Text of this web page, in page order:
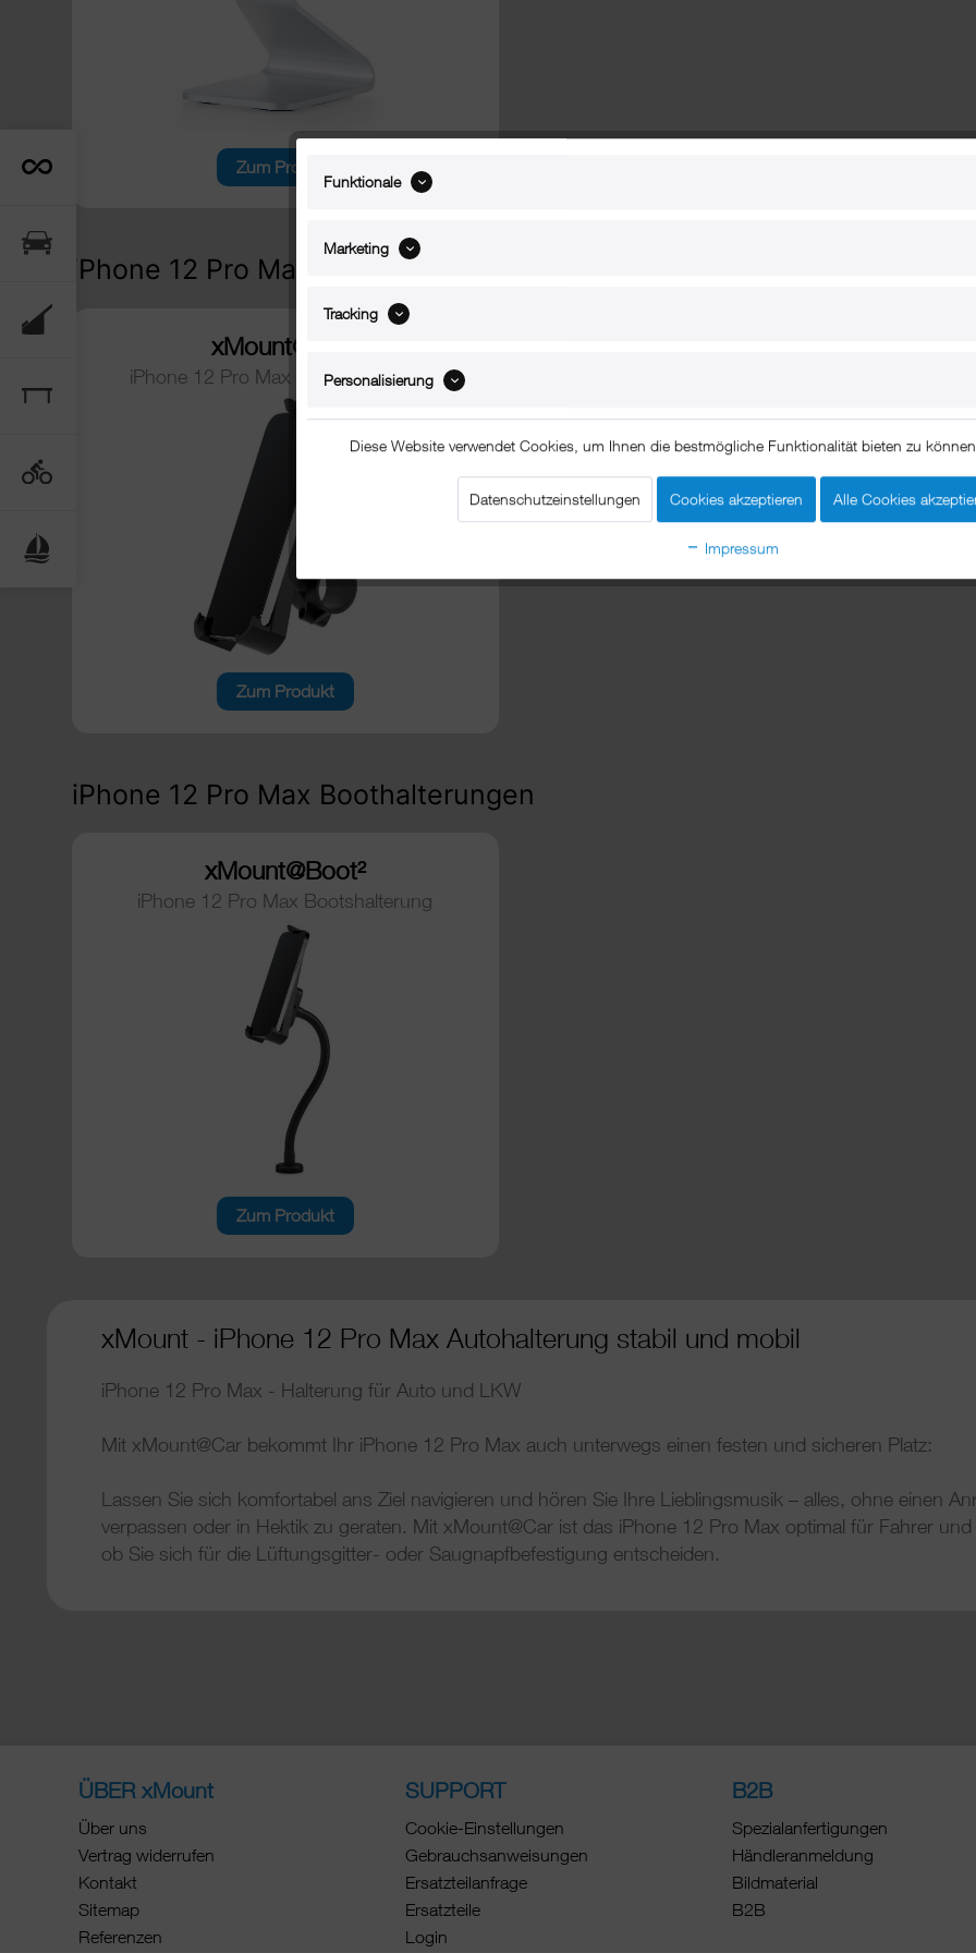
Zum Produkt
iPhone 12 Pro Max Fahrradhalterungen
xMount@Bike
iPhone 12 Pro Max Fahrradhalterung
Zum Produkt
iPhone 12 Pro Max Boothalterungen
xMount@Boot²
iPhone 12 Pro Max Bootshalterung
Zum Produkt
xMount - iPhone 12 Pro Max Autohalterung stabil und mobil
iPhone 12 Pro Max - Halterung für Auto und LKW
Mit xMount@Car bekommt Ihr iPhone 12 Pro Max auch unterwegs einen festen und sicheren Platz:
Lassen Sie sich komfortabel ans Ziel navigieren und hören Sie Ihre Lieblingsmusik – alles, ohne einen
verpassen oder in Hektik zu geraten. Mit xMount@Car ist das iPhone 12 Pro Max optimal für Fahrer
ob Sie sich für die Lüftungsgitter- oder Saugnapfbefestigung entscheiden.
ÜBER xMount
Über uns
Vertrag widerrufen
Kontakt
Sitemap
Referenzen
SUPPORT
Cookie-Einstellungen
Gebrauchsanweisungen
Ersatzteilanfrage
Ersatzteile
Login
B2B
Spezialanfertigungen
Händleranmeldung
Bildmaterial
B2B
Funktionale
Marketing
Tracking
Personalisierung
Diese Website verwendet Cookies, um Ihnen die bestmögliche Funktionalität bieten zu
Datenschutzeinstellungen Cookies akzeptieren Alle Cookies
Impressum